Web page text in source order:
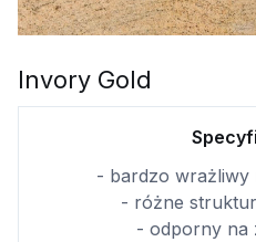
Invory Gold
- bardzo wrażliwy
- różne
- odporny na